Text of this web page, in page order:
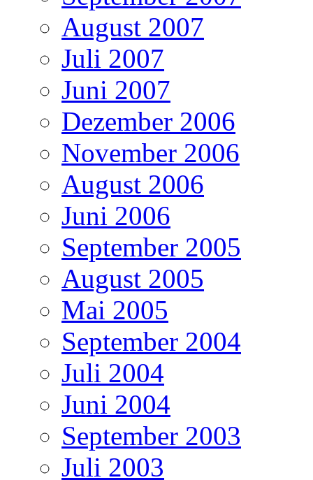
August 2007
Juli 2007
Juni 2007
Dezember 2006
November 2006
August 2006
Juni 2006
September 2005
August 2005
Mai 2005
September 2004
Juli 2004
Juni 2004
September 2003
Juli 2003